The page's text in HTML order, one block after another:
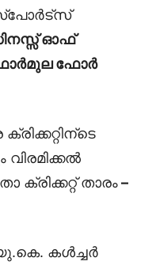
ഓഫ്
ഫോർമുല ഫോർ
ക്രിക്കറ്റ് താരം–
കൾച്ചർ